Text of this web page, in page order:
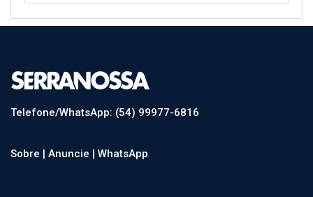
Telefone/WhatsApp: (54) 99977-6816
Sobre | Anuncie | WhatsApp